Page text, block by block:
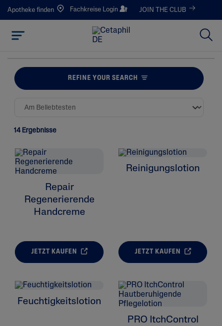
Apotheke finden Fachkreise Login JOIN THE CLUB
REFINE YOUR SEARCH
14 Ergebnisse
ALL FILTERS
Feuchtigkeitspflege
Repair
Regenerierende
Handcreme
JETZT KAUFEN
Reinigungslotion
JETZT KAUFEN
Feuchtigkeitslotion
PRO ItchControl